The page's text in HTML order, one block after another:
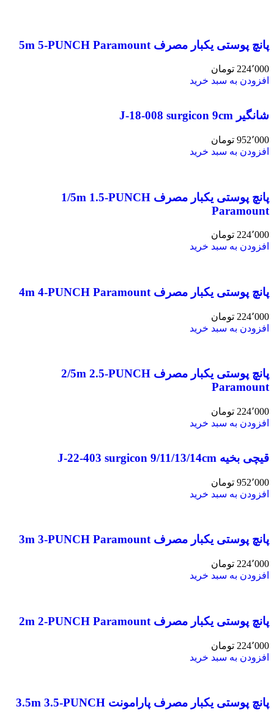
پانچ پوستی یکبار مصرف 5m 5-PUNCH Paramount
224٬000 تومان
افزودن به سبد خرید
شانگیر J-18-008 surgicon 9cm
952٬000 تومان
افزودن به سبد خرید
پانچ پوستی یکبار مصرف 1/5m 1.5-PUNCH
Paramount
224٬000 تومان
افزودن به سبد خرید
پانچ پوستی یکبار مصرف 4m 4-PUNCH Paramount
224٬000 تومان
افزودن به سبد خرید
پانچ پوستی یکبار مصرف 2/5m 2.5-PUNCH
Paramount
224٬000 تومان
افزودن به سبد خرید
قیچی بخیه J-22-403 surgicon 9/11/13/14cm
952٬000 تومان
افزودن به سبد خرید
پانچ پوستی یکبار مصرف 3m 3-PUNCH Paramount
224٬000 تومان
افزودن به سبد خرید
پانچ پوستی یکبار مصرف 2m 2-PUNCH Paramount
224٬000 تومان
افزودن به سبد خرید
پانچ پوستی یکبار مصرف پارامونت 3.5m 3.5-PUNCH